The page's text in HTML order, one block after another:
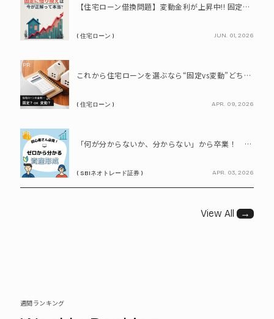
【住宅ローン借換問題】変動金利が上昇中!! 固定に借り換えるなら今が正解って本当? シミュレーションで比較してみよう
( 住宅ローン ) JUN. 01, 2026
PR
これから住宅ローンを選ぶなら“固定vs変動”どちらが正解? 9割が利用したいと答えた「いま決めなくてもいい」ローンとは!?
( 住宅ローン ) APR. 09, 2026
PR
「何が分からないか、分からない」から卒業！ SBIネオトレード証券で学ぶ、はじめての資産形成
( SBIネオトレード証券 ) APR. 03, 2026
View All →
週間ランキング